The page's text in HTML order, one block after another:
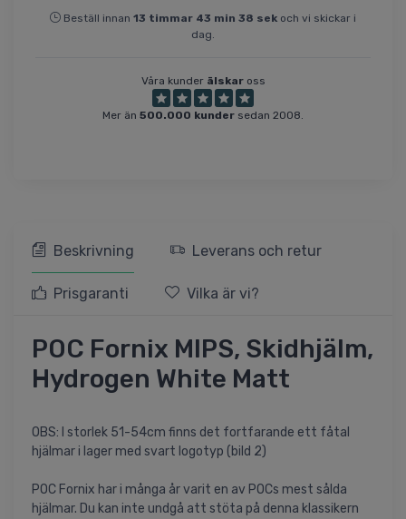
Beställ innan13 timmar 43 min37 sekoch vi skickar i
dag.
Våra kunder älskaross
Mer än 500.000 kunder sedan 2008.
Beskrivning Leverans och retur
Prisgaranti Vilka är vi?
POC Fornix MIPS, Skidhjälm,
Hydrogen White Matt
OBS: I storlek 51-54cm finns det fortfarande ett fåtal
hjälmar i lager med svart logotyp (bild 2)
POC Fornix har i många år varit en av POCs mest sålda
hjälmar. Du kan inte undgå att stöta på denna klassikern